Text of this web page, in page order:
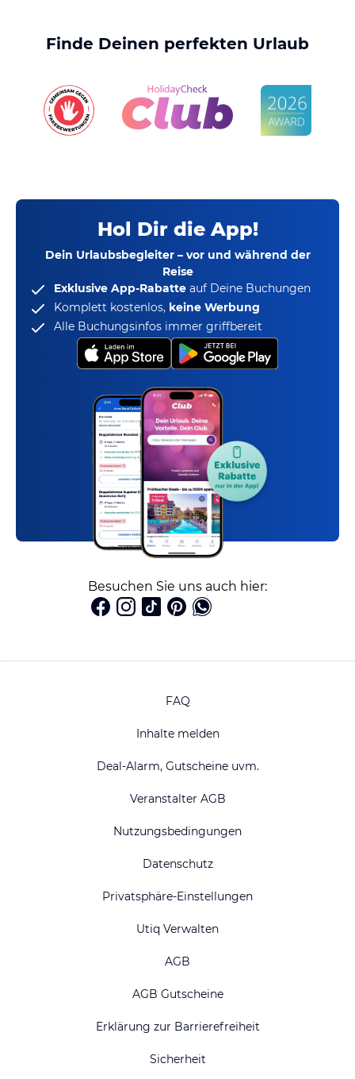
Finde Deinen perfekten Urlaub
Hol Dir die App!
Dein Urlaubsbegleiter – vor und während der
Reise
Exklusive App-Rabatte auf Deine Buchungen
Komplett kostenlos, keine Werbung
Alle Buchungsinfos immer griffbereit
Besuchen Sie uns auch hier:
FAQ
Inhalte melden
Deal-Alarm, Gutscheine uvm.
Veranstalter AGB
Nutzungsbedingungen
Datenschutz
Privatsphäre-Einstellungen
Utiq Verwalten
AGB
AGB Gutscheine
Erklärung zur Barrierefreiheit
Sicherheit